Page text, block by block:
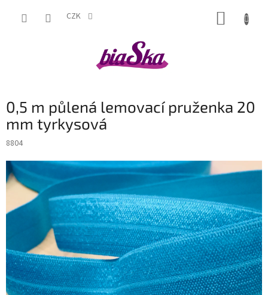
CZK
0,5 m půlená lemovací pruženka 20
mm tyrkysová
8804